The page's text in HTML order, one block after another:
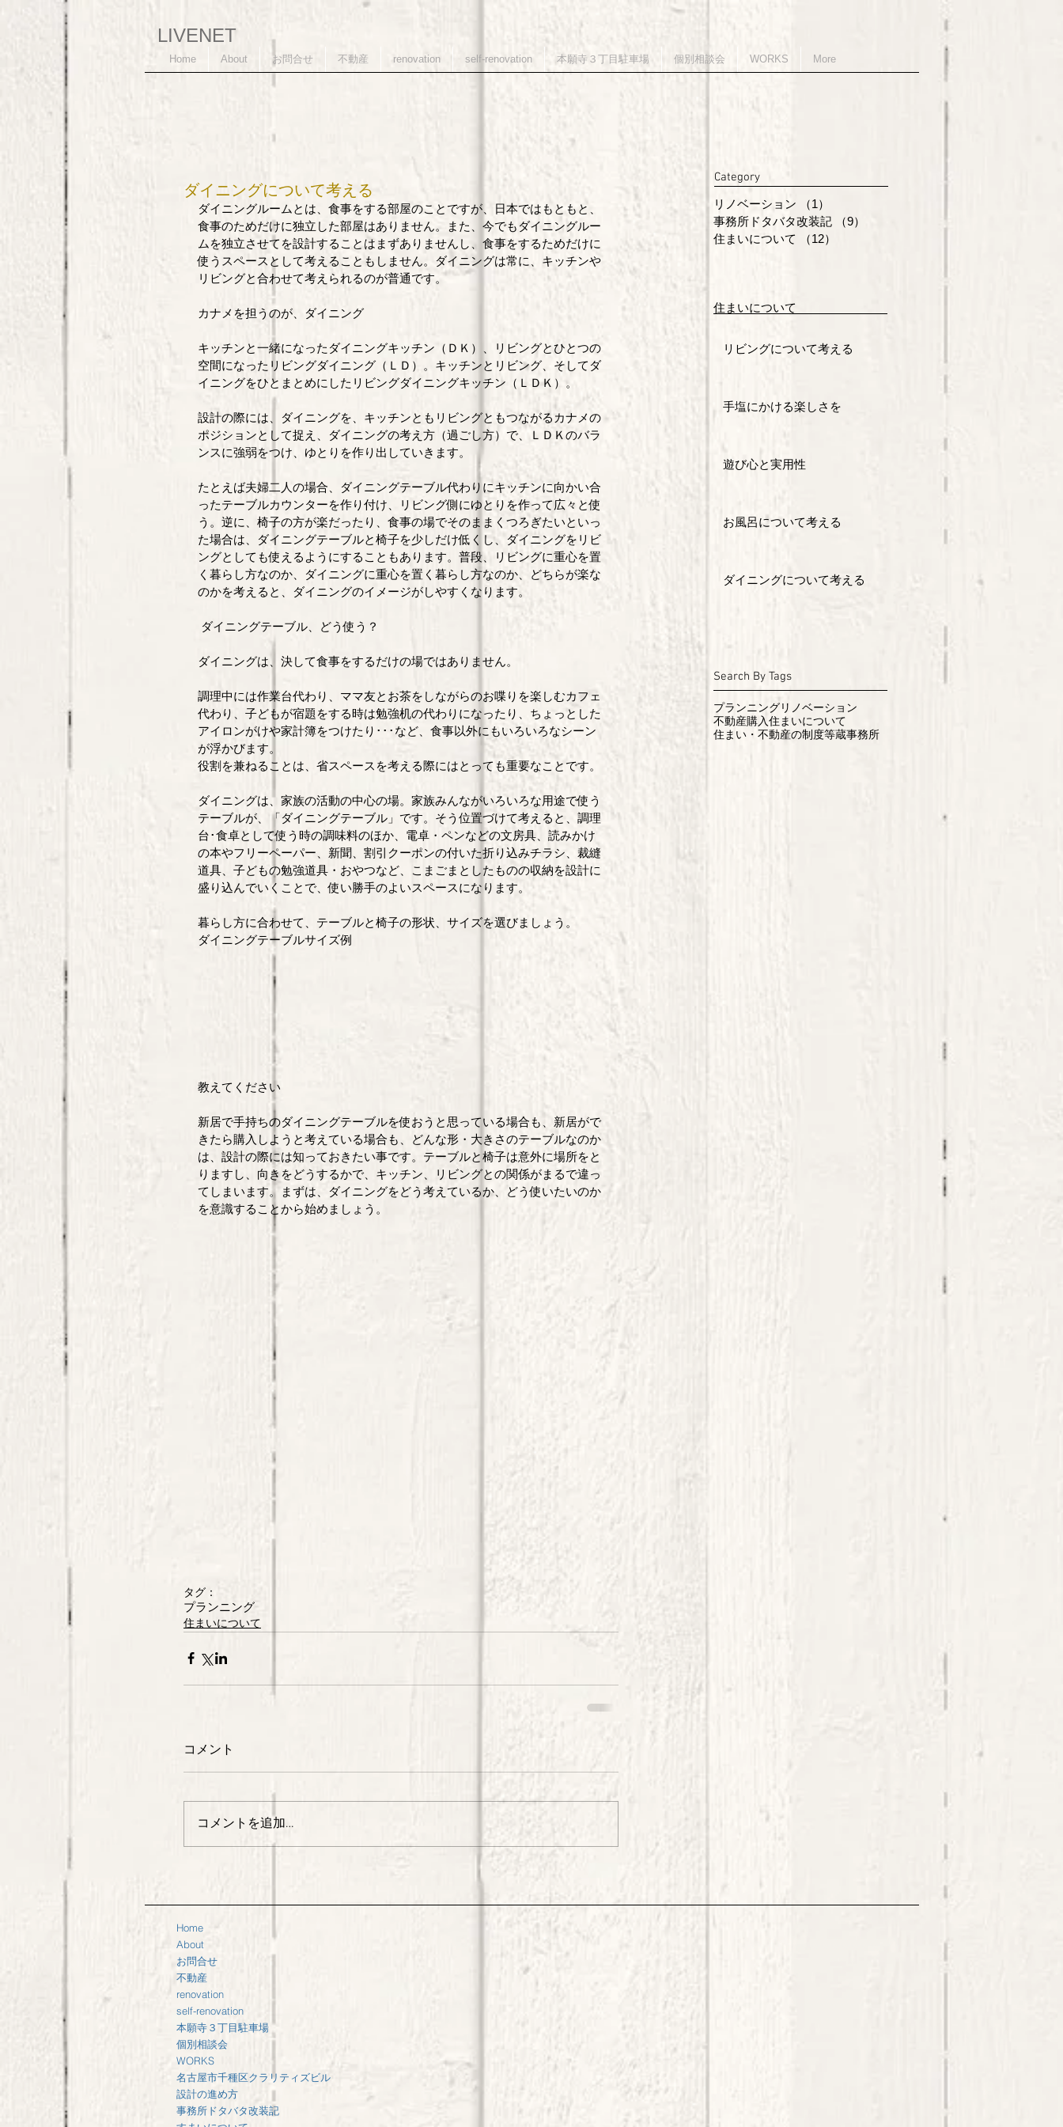
LIVENET
Home About お問合せ 不動産 renovation self-renovation 本願寺３丁目駐車場 個別相談会 WORKS More
ダイニングについて考える
ダイニングルームとは、食事をする部屋のことですが、日本ではもともと、
食事のためだけに独立した部屋はありません。また、今でもダイニングルー
ムを独立させてを設計することはまずありませんし、食事をするためだけに
使うスペースとして考えることもしません。ダイニングは常に、キッチンや
リビングと合わせて考えられるのが普通です。
カナメを担うのが、ダイニング
​キッチンと一緒になったダイニングキッチン（ＤＫ）、リビングとひとつの
空間になったリビングダイニング（ＬＤ）。キッチンとリビング、そしてダ
イニングをひとまとめにしたリビングダイニングキッチン（ＬＤＫ）。
設計の際には、ダイニングを、キッチンともリビングともつながるカナメの
ポジションとして捉え、ダイニングの考え方（過ごし方）で、ＬＤＫのバラ
ンスに強弱をつけ、ゆとりを作り出していきます。
たとえば夫婦二人の場合、ダイニングテーブル代わりにキッチンに向かい合
ったテーブルカウンターを作り付け、リビング側にゆとりを作って広々と使
う。逆に、椅子の方が楽だったり、食事の場でそのままくつろぎたいといっ
た場合は、ダイニングテーブルと椅子を少しだけ低くし、ダイニングをリビ
ングとしても使えるようにすることもあります。普段、リビングに重心を置
く暮らし方なのか、ダイニングに重心を置く暮らし方なのか、どちらが楽な
のかを考えると、ダイニングのイメージがしやすくなります。
ダイニングテーブル、どう使う？
ダイニングは、決して食事をするだけの場ではありません。
調理中には作業台代わり、ママ友とお茶をしながらのお喋りを楽しむカフェ
代わり、子どもが宿題をする時は勉強机の代わりになったり、ちょっとした
アイロンがけや家計簿をつけたり･･･など、食事以外にもいろいろなシーン
が浮かびます。
役割を兼ねることは、省スペースを考える際にはとっても重要なことです。
ダイニングは、家族の活動の中心の場。家族みんながいろいろな用途で使う
テーブルが、「ダイニングテーブル」です。そう位置づけて考えると、調理
台･食卓として使う時の調味料のほか、電卓・ペンなどの文房具、読みかけ
の本やフリーペーパー、新聞、割引クーポンの付いた折り込みチラシ、裁縫
道具、子どもの勉強道具・おやつなど、こまごまとしたものの収納を設計に
盛り込んでいくことで、使い勝手のよいスペースになります。
暮らし方に合わせて、テーブルと椅子の形状、サイズを選びましょう。
ダイニングテーブルサイズ例
教えてください
新居で手持ちのダイニングテーブルを使おうと思っている場合も、新居がで
きたら購入しようと考えている場合も、どんな形・大きさのテーブルなのか
は、設計の際には知っておきたい事です。テーブルと椅子は意外に場所をと
りますし、向きをどうするかで、キッチン、リビングとの関係がまるで違っ
てしまいます。まずは、ダイニングをどう考えているか、どう使いたいのか
を意識することから始めましょう。
タグ：
プランニング
住まいについて
コメント
コメントを追加…
Category
リノベーション （1）
事務所ドタバタ改装記
（9）
住まいについて
（12）
住まいについて
リビングについて考える
手塩にかける楽しさを
遊び心と実用性
お風呂について考える
ダイニングについて考える
Search By Tags
プランニングリノベーション
不動産購入住まいについて
住まい・不動産の制度等蔵事務所
Home
About
お問合せ
不動産
renovation
self-renovation
本願寺３丁目駐車場
個別相談会
WORKS
名古屋市千種区クラリティズビル
設計の進め方
事務所ドタバタ改装記